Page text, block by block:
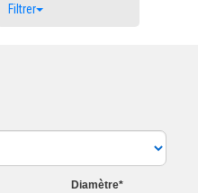
Filtrer
Diamètre*